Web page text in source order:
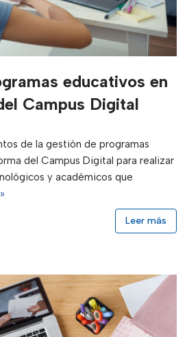
educativos en
Campus Digital
de la gestión de programas
del Campus Digital para realizar
y académicos que
Leer más